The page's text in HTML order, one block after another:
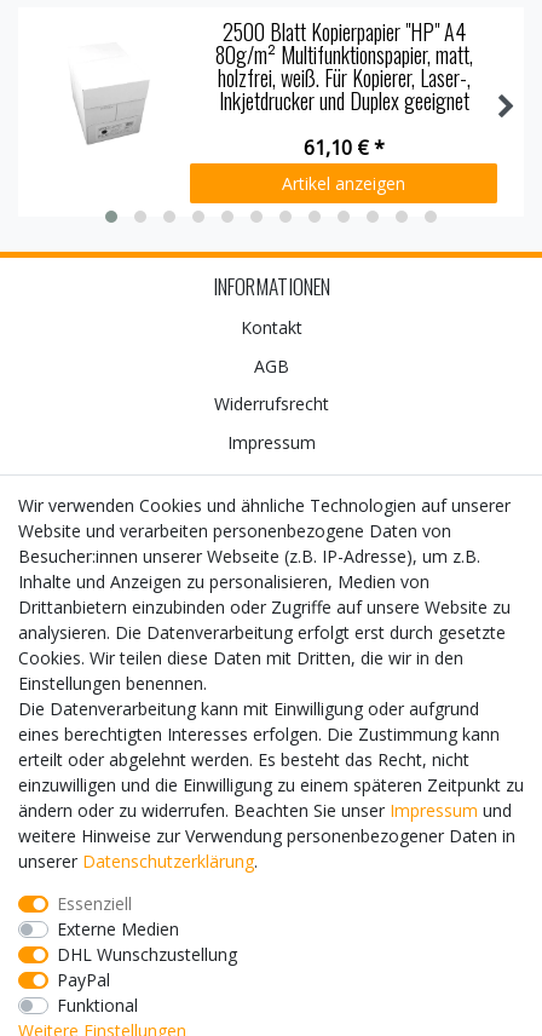
2500 Blatt Kopierpapier "HP" A4
80g/m² Multifunktionspapier, matt,
holzfrei, weiß. Für Kopierer, Laser-,
Inkjetdrucker und Duplex geeignet
61,10 € *
Artikel anzeigen
INFORMATIONEN
Kontakt
AGB
Widerrufs­recht
Impressum
EINKAUFEN
Zahlungsarten
Versand
Datenschutz
Hilfe
WIR AKZEPTIEREN
WIR VERSENDEN MIT
Wir verwenden Cookies und ähnliche Technologien auf unserer
Website und verarbeiten personenbezogene Daten von
Besucher:innen unserer Webseite (z.B. IP-Adresse), um z.B.
Inhalte und Anzeigen zu personalisieren, Medien von
Drittanbietern einzubinden oder Zugriffe auf unsere Website zu
analysieren. Die Datenverarbeitung erfolgt erst durch gesetzte
Cookies. Wir teilen diese Daten mit Dritten, die wir in den
Einstellungen benennen.
Die Datenverarbeitung kann mit Einwilligung oder aufgrund
eines berechtigten Interesses erfolgen. Die Zustimmung kann
erteilt oder abgelehnt werden. Es besteht das Recht, nicht
einzuwilligen und die Einwilligung zu einem späteren Zeitpunkt zu
ändern oder zu widerrufen. Beachten Sie unser Impressum und
weitere Hinweise zur Verwendung personenbezogener Daten in
unserer Daten­schutz­erklärung.
Essenziell
Externe Medien
DHL Wunschzustellung
PayPal
Funktional
Weitere Einstellungen